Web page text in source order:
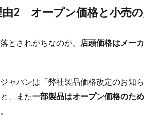
格
由2 オープン価格と小売の
とされがちなのが、 店頭価格はメー
ャパンは「弊社製品価格改定のお知
、また一部製品はオープン価格のた